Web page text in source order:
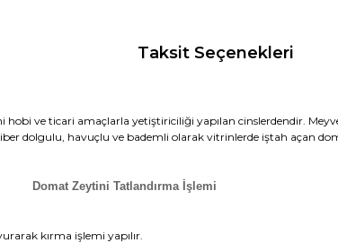
Taksit Seçenekleri
ve ticari amaçlarla yetiştiriciliği yapılan cinslerdendir.
dolgulu, havuçlu ve bademli olarak vitrinlerde iştah açan
Domat Zeytini Tatlandırma İşlemi
kırma işlemi yapılır.